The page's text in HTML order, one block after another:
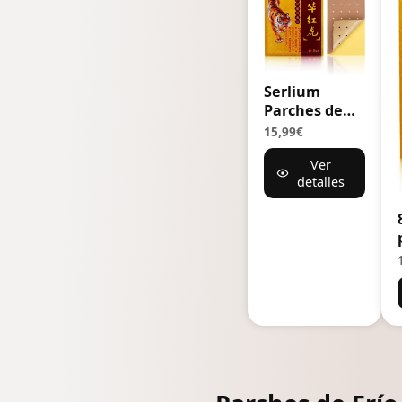
Serlium
Parches de
rodilla 80
piezas alivio
del dolor
óseo
(paquete de
15,99€
Ver
detalles